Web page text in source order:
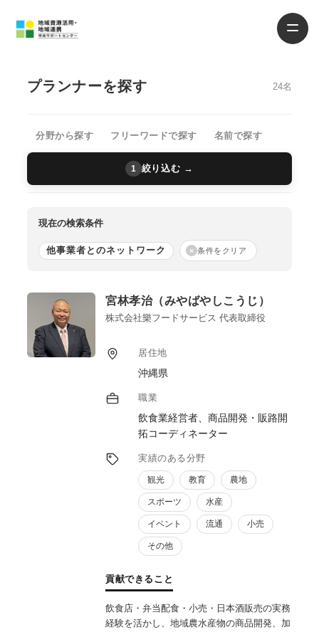
プランナーを探す 24名
分野から探す フリーワードで探す 名前で探す
1 絞り込む →
現在の検索条件
他事業者とのネットワーク × 条件をクリア
宮林孝治（みやばやしこうじ）
株式会社樂フードサービス 代表取締役
居住地
沖縄県
職業
飲食業経営者、商品開発・販路開
拓コーディネーター
実績のある分野
観光 教育 農地
スポーツ 水産
イベント 流通 小売
その他
貢献できること
飲食店・弁当配食・小売・日本酒販売の実務
経験を活かし、地域農水産物の商品開発、加